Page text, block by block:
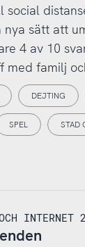
social
sätt att
4 av 10
med familj
DEJTING
SPEL STAD
INTERNET